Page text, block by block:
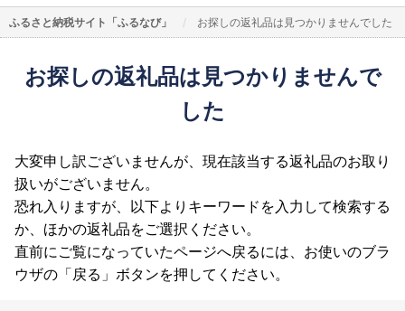
ふるさと納税サイト「ふるなび」 お探しの返礼品は見つかりませんでした
お探しの返礼品は見つかりませんで
した
大変申し訳ございませんが、現在該当する返礼品のお取り
扱いがございません。
恐れ入りますが、以下よりキーワードを入力して検索する
か、ほかの返礼品をご選択ください。
直前にご覧になっていたページへ戻るには、お使いのブラ
ウザの「戻る」ボタンを押してください。